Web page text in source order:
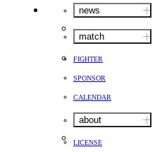
news
match
FIGHTER
SPONSOR
CALENDAR
about
LICENSE